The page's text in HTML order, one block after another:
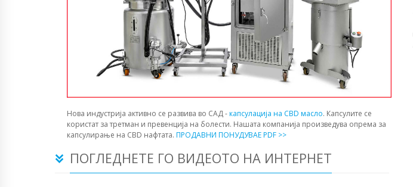
Нова индустрија активно се развива во САД -капсулација на CBD масло. Капсулите се
користат за третман и превенција на болести. Нашата компанија произведува опрема за
капсулирање на CBD нафтата. ПРОДАВНИ ПОНУДУВАЕ PDF >>
ПОГЛЕДНЕТЕ ГО ВИДЕОТО НА ИНТЕРНЕТ